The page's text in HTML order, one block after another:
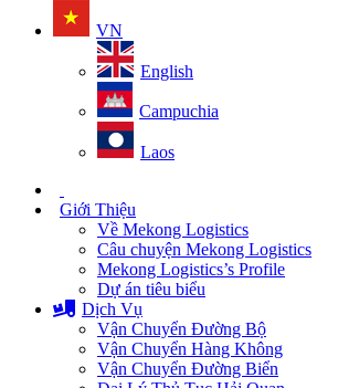
VN
English
Campuchia
Laos
Giới Thiệu
Về Mekong Logistics
Câu chuyện Mekong Logistics
Mekong Logistics’s Profile
Dự án tiêu biểu
Dịch Vụ
Vận Chuyển Đường Bộ
Vận Chuyển Hàng Không
Vận Chuyển Đường Biển